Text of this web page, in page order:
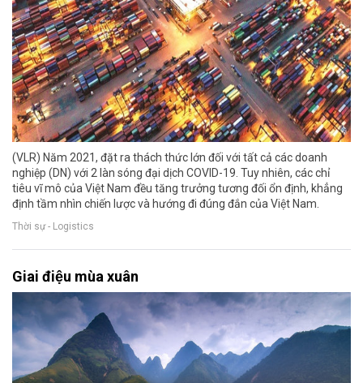
(VLR) Năm 2021, đặt ra thách thức lớn đối với tất cả các doanh
nghiệp (DN) với 2 làn sóng đại dịch COVID-19. Tuy nhiên, các chỉ
tiêu vĩ mô của Việt Nam đều tăng trưởng tương đối ổn định, khẳng
định tầm nhìn chiến lược và hướng đi đúng đắn của Việt Nam.
Thời sự - Logistics
Giai điệu mùa xuân